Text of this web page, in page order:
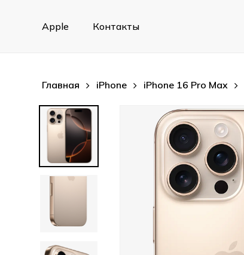
Apple Контакты
Главная iPhone iPhone 16 Pro Max